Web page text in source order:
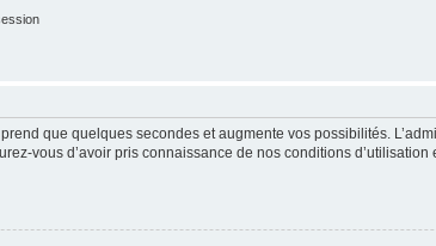
que quelques secondes et augmente vos possibilités.
vous d’avoir pris connaissance de nos conditions